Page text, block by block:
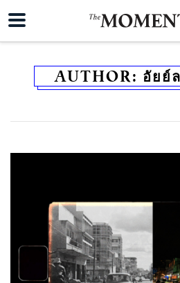
AUTHOR: อัยย์